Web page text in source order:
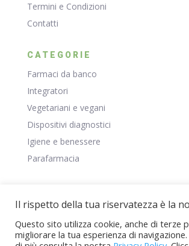
Termini e Condizioni
Contatti
CATEGORIE
Farmaci da banco
Integratori
Vegetariani e vegani
Dispositivi diagnostici
Igiene e benessere
Parafarmacia
Negozio
Il Mio Account
Carrello
Il rispetto della tua riservatezza è la
Questo sito utilizza cookie, anche di terze
migliorare la tua esperienza di